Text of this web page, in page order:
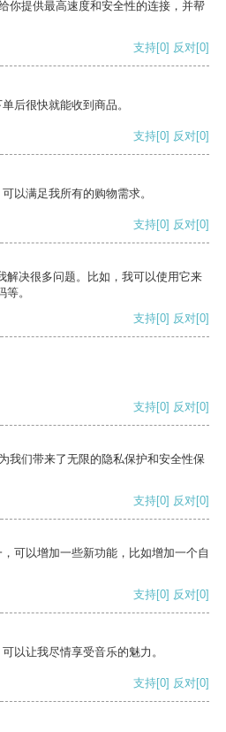
你提供最高速度和安全性的连接，并帮
支持[0] 反对[0]
后很快就能收到商品。
支持[0] 反对[0]
以满足我所有的购物需求。
支持[0] 反对[0]
解决很多问题。比如，我可以使用它来
。
支持[0] 反对[0]
支持[0] 反对[0]
我们带来了无限的隐私保护和安全性保
支持[0] 反对[0]
可以增加一些新功能，比如增加一个自
支持[0] 反对[0]
以让我尽情享受音乐的魅力。
支持[0] 反对[0]